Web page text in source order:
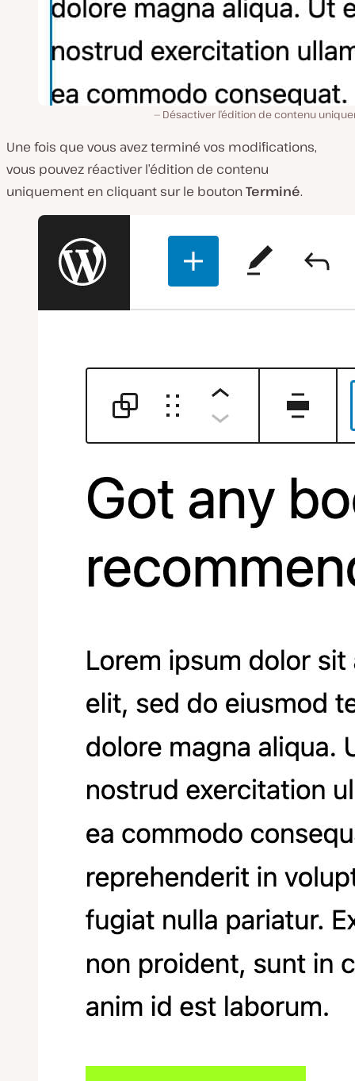
Désactiver l’édition de contenu
Une fois que vous avez terminé vos modifications,
vous pouvez réactiver l’édition de contenu
uniquement en cliquant sur le boutonTerminé.